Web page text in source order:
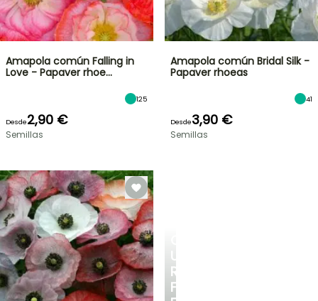
UN
RINCÓN
FRESCO
Amapola común Falling in
Love - Papaver rhoe…
125
Desde2,90 €
Semillas
Amapola común Bridal Silk -
Papaver rhoeas
41
Desde3,90 €
Semillas